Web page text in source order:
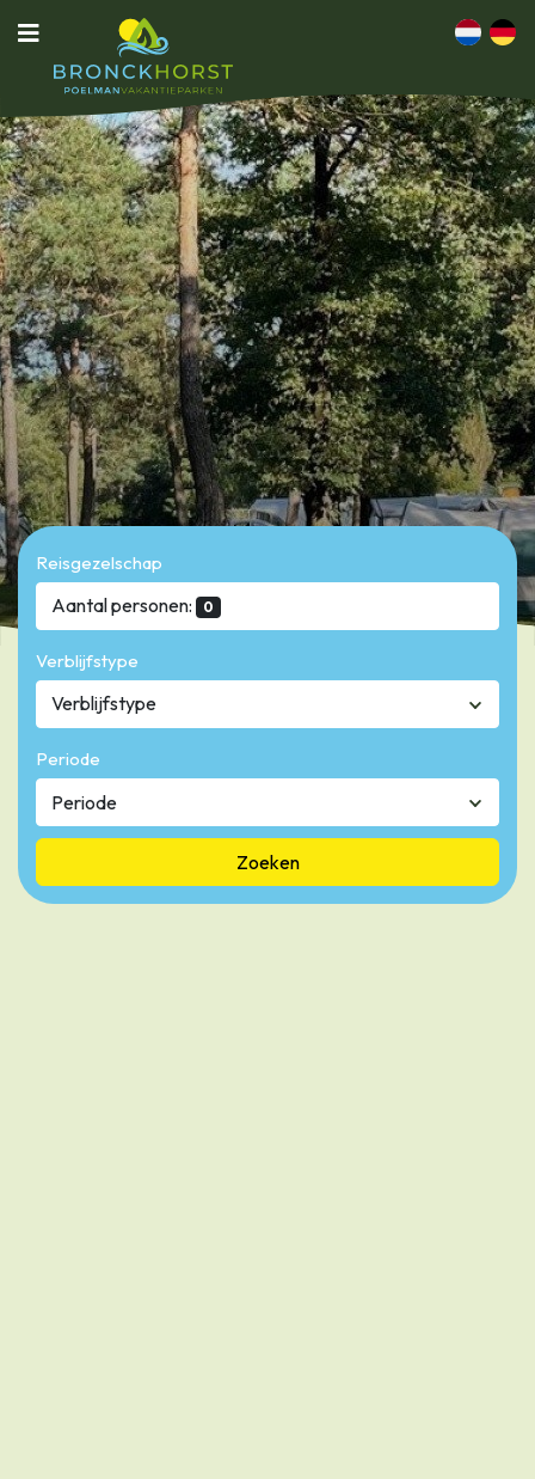
Verblijfstype
Verblijfstype
Periode
Reisgezelschap
Aantal personen: 0
Zoeken